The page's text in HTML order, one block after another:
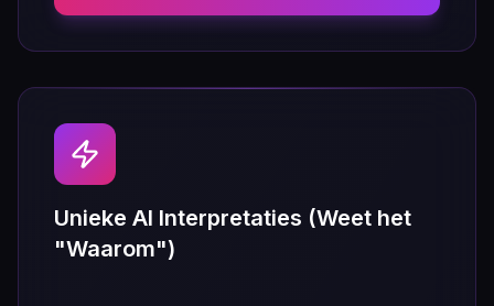
Unieke AI Interpretaties (Weet het
"Waarom")